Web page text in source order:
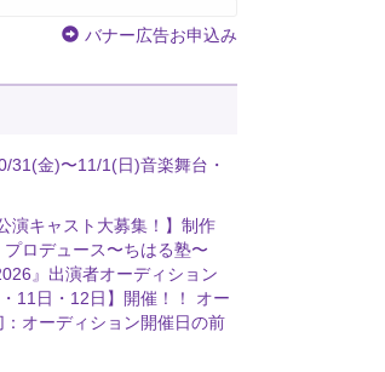
バナー広告お申込み
31(金)〜11/1(日)音楽舞台・
演キャスト大募集！】制作
プロデュース〜ちはる塾〜
』出演者オーディション
・11日・12日】開催！！ オー
オーディション開催日の前